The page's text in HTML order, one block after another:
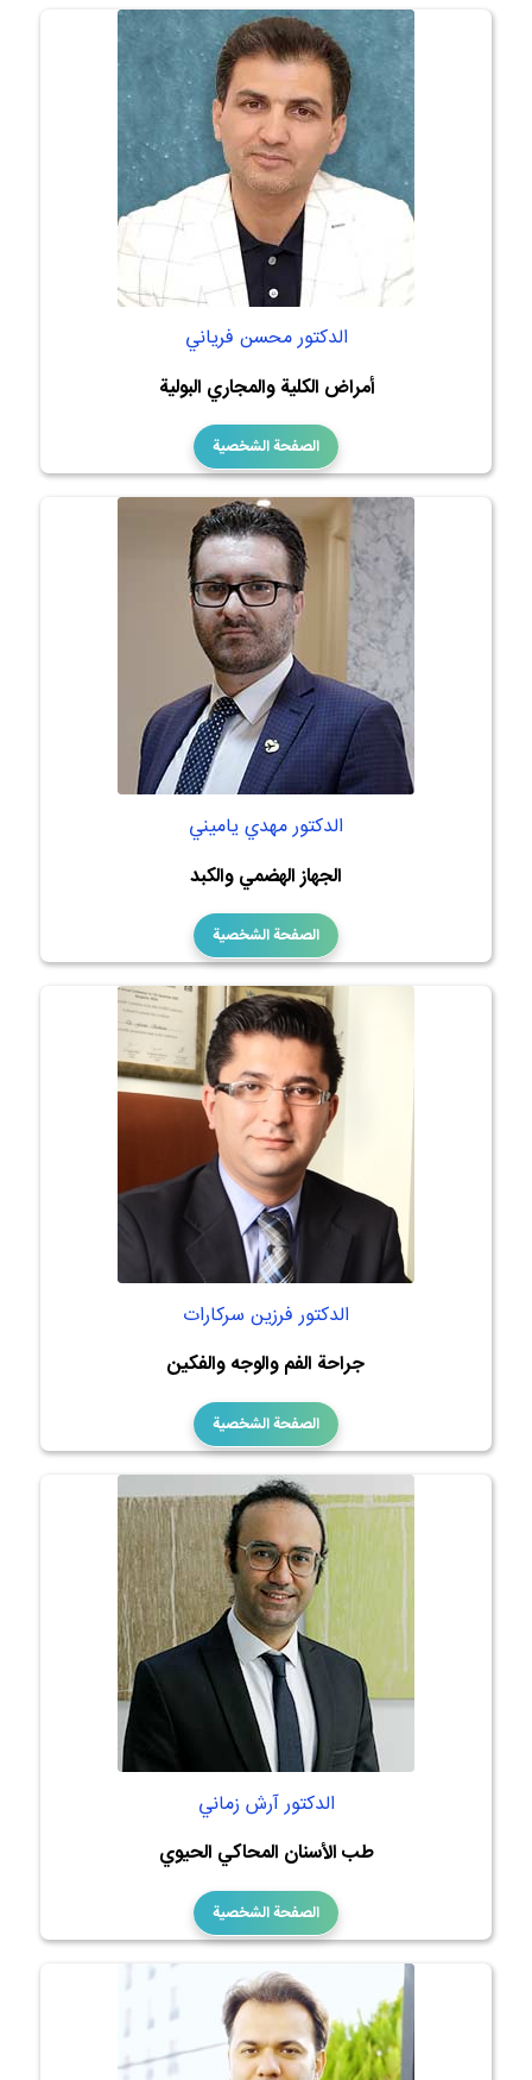
الدكتور محسن فرياني
أمراض الكلية والمجاري البولية
الصفحة الشخصية
الدكتور مهدي ياميني
الجهاز الهضمي والكبد
الصفحة الشخصية
الدكتور فرزين سركارات
جراحة الفم والوجه والفكين
الصفحة الشخصية
الدكتور آرش زماني
طب الأسنان المحاكي الحيوي
الصفحة الشخصية